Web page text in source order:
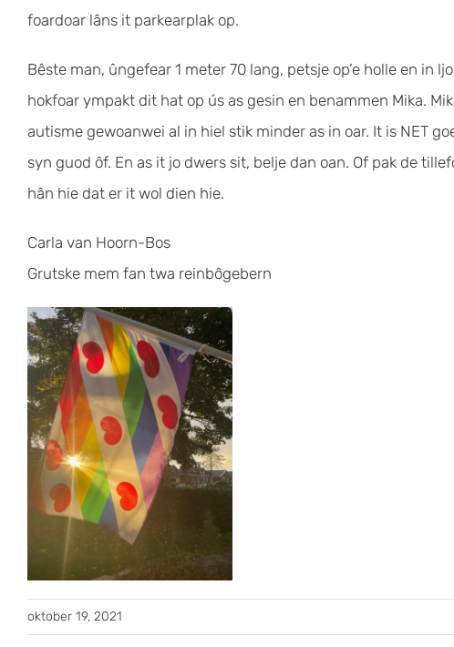
foardoar lâns it parkearplak op.
Bêste man, ûngefear 1 meter 70 lang, petsje op’e holle en in
hokfoar ympakt dit hat op ús as gesin en benammen Mika.
autisme gewoanwei al in hiel stik minder as in oar. It is NET
syn guod ôf. En as it jo dwers sit, belje dan oan. Of pak de
hân hie dat er it wol dien hie.
Carla van Hoorn-Bos
Grutske mem fan twa reinbôgebern
oktober 19, 2021